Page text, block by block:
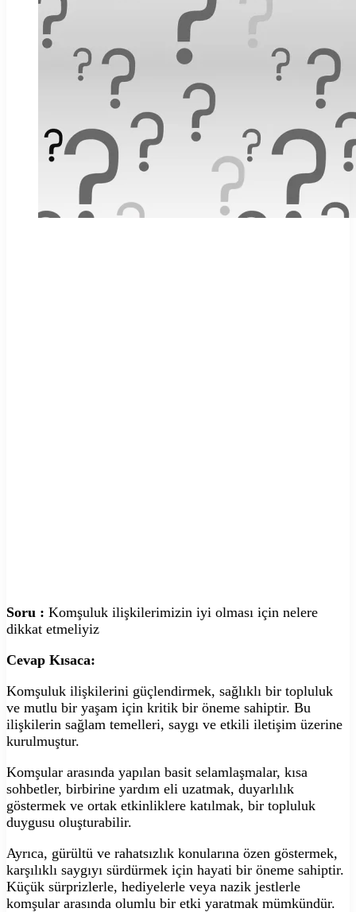
Soru : Komşuluk ilişkilerimizin iyi olması için nelere
dikkat etmeliyiz
Cevap Kısaca:
Komşuluk ilişkilerini güçlendirmek, sağlıklı bir topluluk
ve mutlu bir yaşam için kritik bir öneme sahiptir. Bu
ilişkilerin sağlam temelleri, saygı ve etkili iletişim üzerine
kurulmuştur.
Komşular arasında yapılan basit selamlaşmalar, kısa
sohbetler, birbirine yardım eli uzatmak, duyarlılık
göstermek ve ortak etkinliklere katılmak, bir topluluk
duygusu oluşturabilir.
Ayrıca, gürültü ve rahatsızlık konularına özen göstermek,
karşılıklı saygıyı sürdürmek için hayati bir öneme sahiptir.
Küçük sürprizlerle, hediyelerle veya nazik jestlerle
komşular arasında olumlu bir etki yaratmak mümkündür.